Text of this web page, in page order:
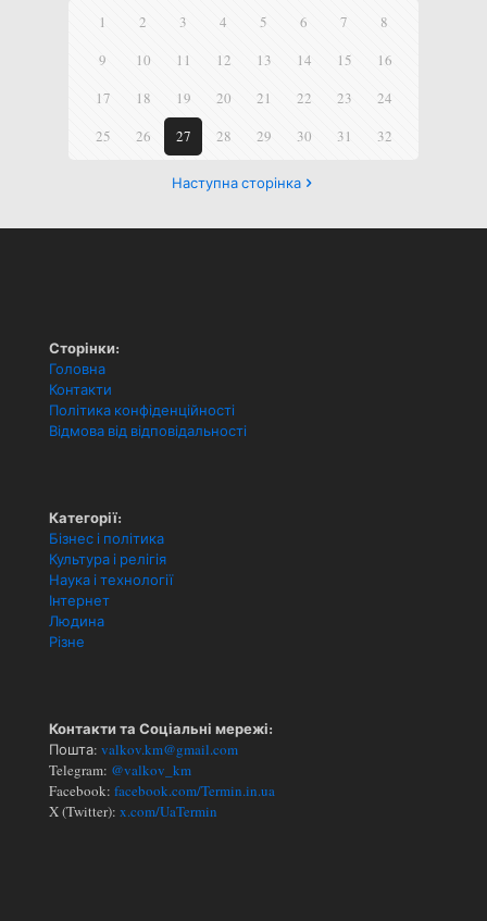
1 2 3 4 5 6 7
8
9
10 11 12 13 14 15
16
17
18 19 20 21 22 23
24
25
26 27 28 29 30 31 32
Наступна сторінка
Сторінки:
Головна
Контакти
Політика конфіденційності
Відмова від відповідальності
Категорії:
Бізнес і політика
Культура і релігія
Наука і технології
Інтернет
Людина
Різне
Контакти та Соціальні мережі:
Пошта: valkov.km@gmail.com
Telegram: @valkov_km
Facebook: facebook.com/Termin.in.ua
X (Twitter): x.com/UaTermin